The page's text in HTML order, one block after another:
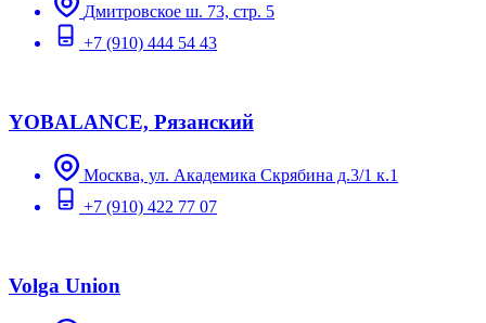
Дмитровское ш. 73, стр. 5
+7 (910) 444 54 43
YOBALANCE, Рязанский
Москва, ул. Академика Скрябина д.3/1 к.1
+7 (910) 422 77 07
Volga Union